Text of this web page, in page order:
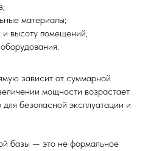
материалы;
высоту помещений;
зависит от суммарной
мощности возрастает
безопасной эксплуатации и
базы — это не формальное